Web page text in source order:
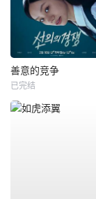
善意的竞争
已完结